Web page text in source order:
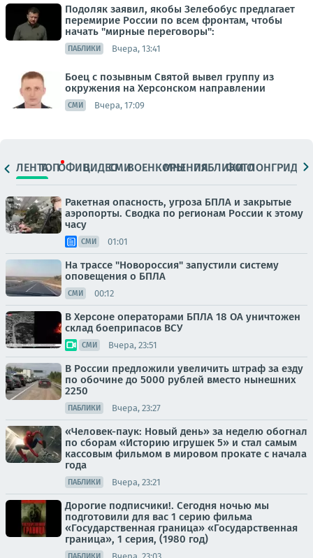
Подоляк заявил, якобы Зелебобус предлагает
перемирие России по всем фронтам, чтобы
начать "мирные переговоры":
ПАБЛИКИ Вчера, 13:41
Боец с позывным Святой вывел группу из
окружения на Херсонском направлении
СМИ Вчера, 17:09
ЛЕНТАТОПОФИЦ.ВИДЕОСМИВОЕНКОРЫМНЕНИЯПАБЛИКИ
ФОТОЛОНГРИДЫ
Ракетная опасность, угроза БПЛА и закрытые
аэропорты. Сводка по регионам России к этому
часу
СМИ 01:01
На трассе "Новороссия" запустили систему
оповещения о БПЛА
СМИ 00:12
В Херсоне операторами БПЛА 18 ОА уничтожен
склад боеприпасов ВСУ
СМИ Вчера, 23:51
В России предложили увеличить штраф за езду
по обочине до 5000 рублей вместо нынешних
2250
ПАБЛИКИ Вчера, 23:27
«Человек-паук: Новый день» за неделю обогнал
по сборам «Историю игрушек 5» и стал самым
кассовым фильмом в мировом прокате с начала
года
ПАБЛИКИ Вчера, 23:21
Дорогие подписчики!. Сегодня ночью мы
подготовили для вас 1 серию фильма
«Государственная граница» «Государственная
граница», 1 серия, (1980 год)
Вчера, 23:03